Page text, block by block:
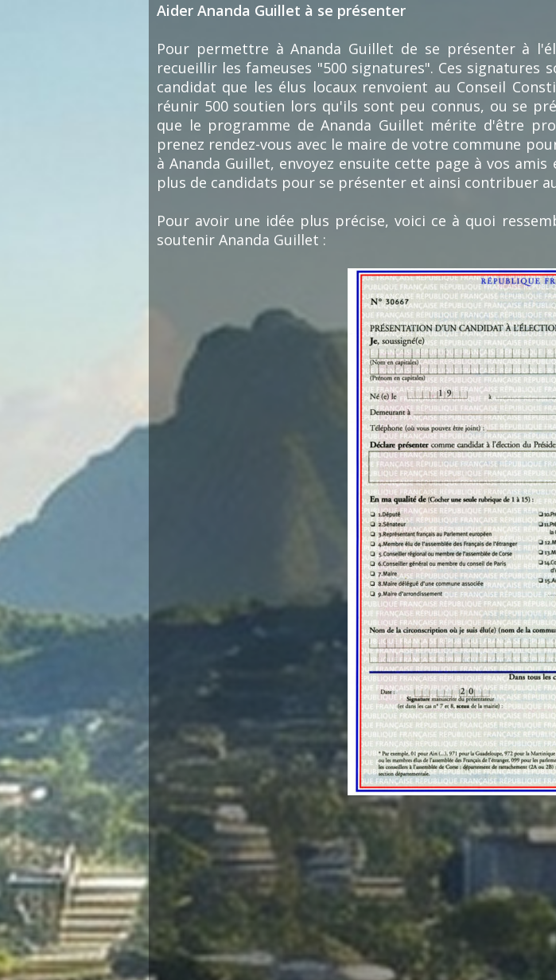
Aider Ananda Guillet à se présenter
Pour permettre à Ananda Guillet de se présenter à
recueillir les fameuses "500 signatures". Ces
candidat que les élus locaux renvoient au Conseil
réunir 500 soutien lors qu'ils sont peu connus, ou se
que le programme de Ananda Guillet mérite d'être
prenez rendez-vous avec le maire de votre commune
à Ananda Guillet, envoyez ensuite cette page à vos
plus de candidats pour se présenter et ainsi contribuer
Pour avoir une idée plus précise, voici ce à quoi
soutenir Ananda Guillet :